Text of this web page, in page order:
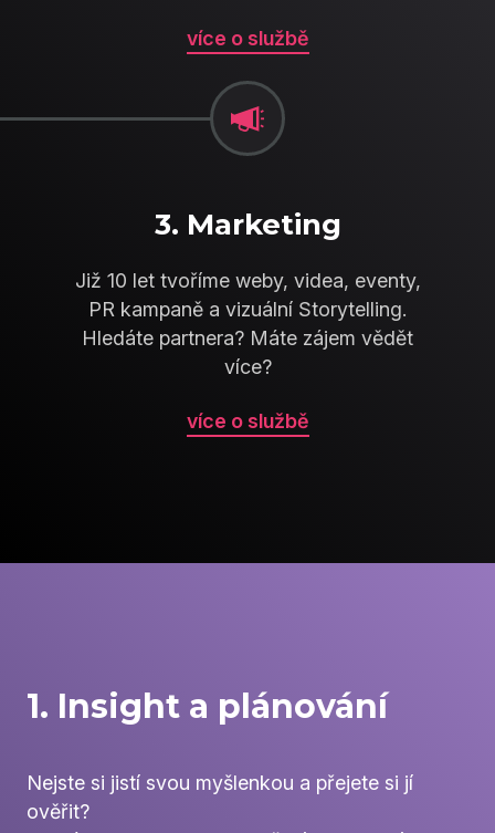
více o službě
3. Marketing
Již 10 let tvoříme weby, videa, eventy,
PR kampaně a vizuální Storytelling.
Hledáte partnera? Máte zájem vědět
více?
více o službě
1. Insight a plánování
Nejste si jistí svou myšlenkou a přejete si jí
ověřit?